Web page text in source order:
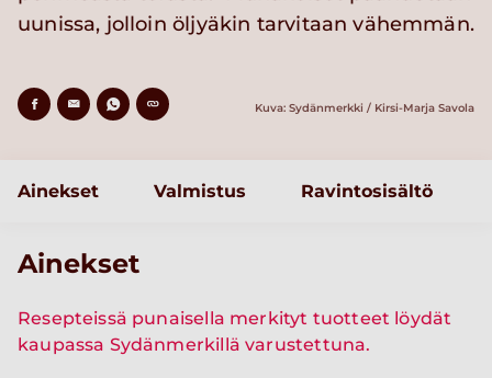
uunissa, jolloin öljyäkin tarvitaan vähemmän.
Kuva: Sydänmerkki / Kirsi-Marja Savola
Ainekset Valmistus Ravintosisältö
Ainekset
Resepteissä punaisella merkityt tuotteet löydät
kaupassa Sydänmerkillä varustettuna.